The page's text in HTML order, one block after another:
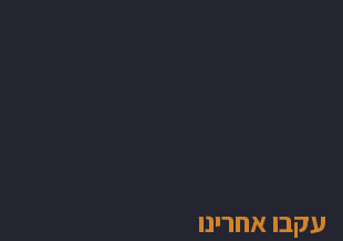
עקבו אחרינו